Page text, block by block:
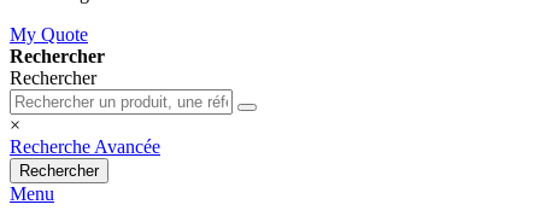
My Quote
Rechercher
Rechercher
×
Recherche Avancée
Rechercher
Menu